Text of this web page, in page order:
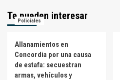
Te pueden interesar
Policiales
Allanamientos en
Concordia por una causa
de estafa: secuestran
armas, vehículos y